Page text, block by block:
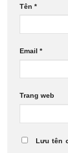
Tên *
Email *
Trang web
Lưu tên